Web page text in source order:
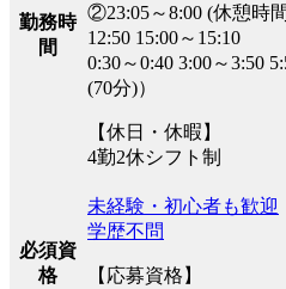
勤務時
間
②23:05～8:00 (休憩時
12:50 15:00～15:10
0:30～0:40 3:00～3:50
(70分)）
【休日・休暇】
4勤2休シフト制
必須資
格
未経験・初心者も歓迎
学歴不問
【応募資格】